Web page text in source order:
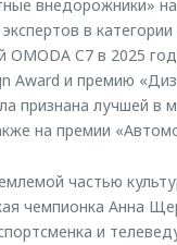
внедорожники»
в
C7 в 2025
Award и премию
признана лучшей в
на премии
частью
чемпионка Анна
и